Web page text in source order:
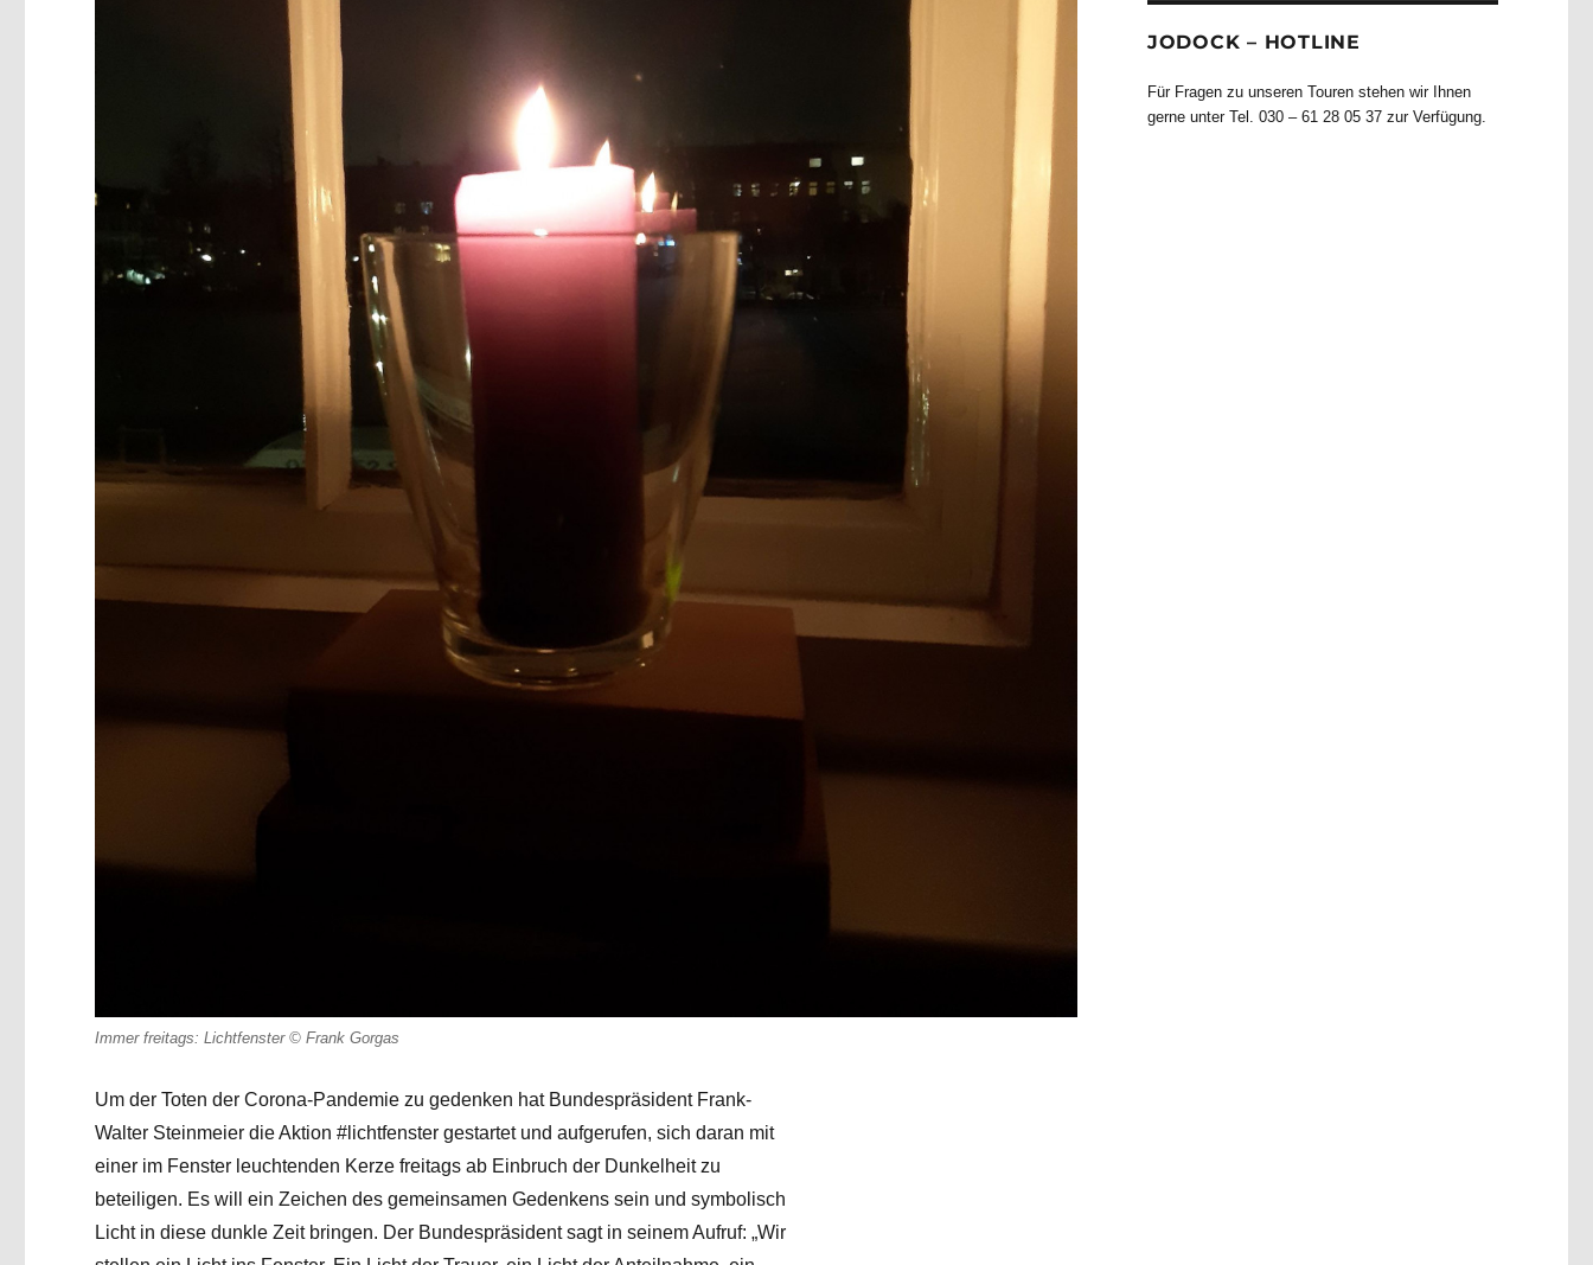
Immer freitags: Lichtfenster © Frank Gorgas
Um der Toten der Corona-Pandemie zu gedenken hat Bundespräsident Frank-
Walter Steinmeier die Aktion #lichtfenster gestartet und aufgerufen, sich daran mit
einer im Fenster leuchtenden Kerze freitags ab Einbruch der Dunkelheit zu
beteiligen. Es will ein Zeichen des gemeinsamen Gedenkens sein und symbolisch
Licht in diese dunkle Zeit bringen. Der Bundespräsident sagt in seinem Aufruf: „Wir
JODOCK – HOTLINE
Für Fragen zu unseren Touren stehen wir Ihnen
gerne unter Tel. 030 – 61 28 05 37 zur Verfügung.